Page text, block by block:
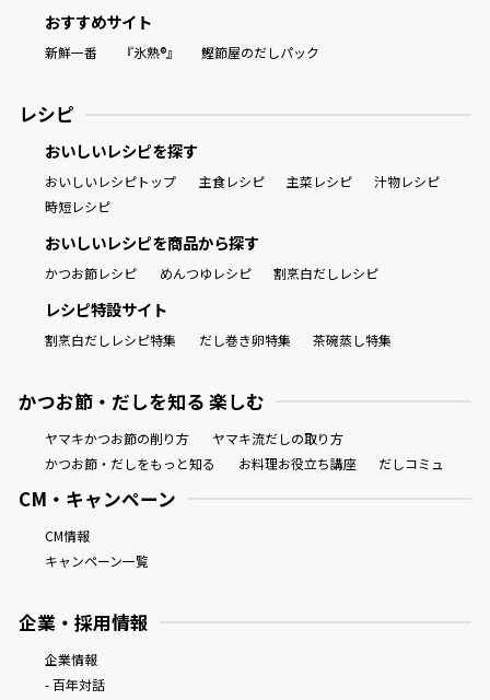
おすすめサイト
新鮮一番 『氷熟®』 鰹節屋のだしパック
レシピ
おいしいレシピを探す
おいしいレシピトップ 主食レシピ 主菜レシピ
汁物レシピ
時短レシピ
おいしいレシピを商品から探す
かつお節レシピ めんつゆレシピ 割烹白だしレシピ
レシピ特設サイト
割烹白だしレシピ特集 だし巻き卵特集 茶碗蒸し特集
かつお節・だしを知る 楽しむ
ヤマキかつお節の削り方
ヤマキ流だしの取り方
かつお節・だしをもっと知る
お料理お役立ち講座 だしコミュ
CM・キャンペーン
CM情報
キャンペーン一覧
企業・採用情報
企業情報
- 百年対話